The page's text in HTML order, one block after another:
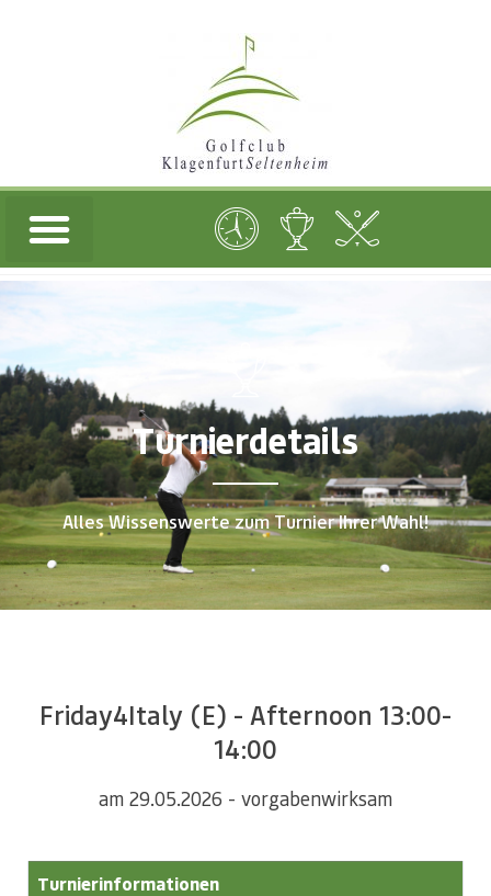
Turnierdetails
Alles Wissenswerte zum Turnier Ihrer Wahl!
Friday4Italy (E) - Afternoon 13:00-
14:00
am 29.05.2026 - vorgabenwirksam
Turnierinformationen